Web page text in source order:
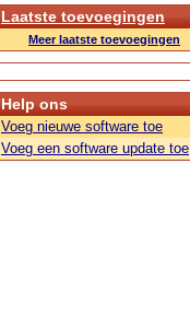
Laatste toevoegingen
Meer laatste toevoegingen
Help ons
Voeg nieuwe software toe
Voeg een software update toe